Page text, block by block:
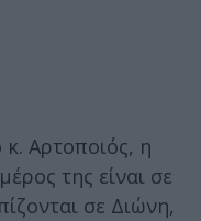
Αρτοποιός, η
της είναι σε
σε Διώνη,